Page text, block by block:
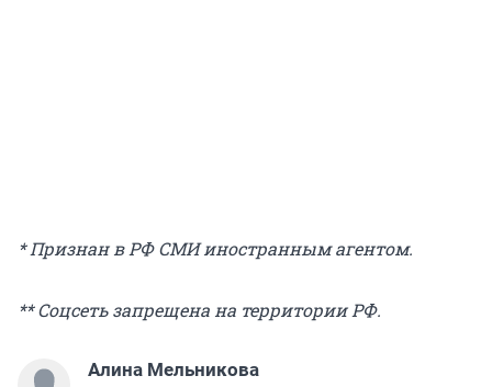
* Признан в РФ СМИ иностранным агентом.
** Cоцсеть запрещена на территории РФ.
Алина Мельникова